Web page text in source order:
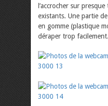
l’accrocher sur
existants. Une partie
en gomme (plastique
déraper trop facilement.